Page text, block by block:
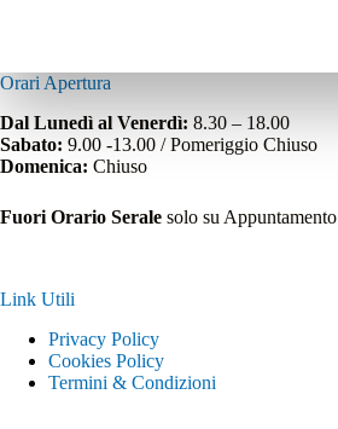
Orari Apertura
Dal Lunedì al Venerdì: 8.30 – 18.00
Sabato: 9.00 -13.00 / Pomeriggio Chiuso
Domenica: Chiuso
Fuori Orario Serale solo su Appuntamento
Link Utili
Privacy Policy
Cookies Policy
Termini & Condizioni